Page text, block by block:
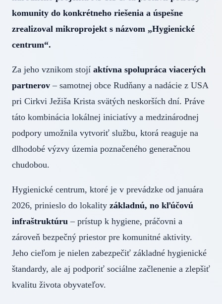
komunity do konkrétneho riešenia a úspešne
zrealizoval mikroprojekt s názvom „Hygienické
centrum“.
Za jeho vznikom stojí aktívna spolupráca viacerých
partnerov – samotnej obce Rudňany a nadácie z USA
pri Cirkvi Ježiša Krista svätých neskorších dní. Práve
táto kombinácia lokálnej iniciatívy a medzinárodnej
podpory umožnila vytvoriť službu, ktorá reaguje na
dlhodobé výzvy územia poznačeného generačnou
chudobou.
Hygienické centrum, ktoré je v prevádzke od januára
2026, prinieslo do lokality základnú, no kľúčovú
infraštruktúru – prístup k hygiene, práčovni a
zároveň bezpečný priestor pre komunitné aktivity.
Jeho cieľom je nielen zabezpečiť základné hygienické
štandardy, ale aj podporiť sociálne začlenenie a zlepšiť
kvalitu života obyvateľov.